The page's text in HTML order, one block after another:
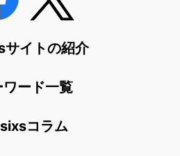
サイトの紹介
ワード一覧
コラム